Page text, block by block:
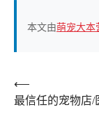
本文由萌宠大本
文
章
⟵
最信任的宠物店/